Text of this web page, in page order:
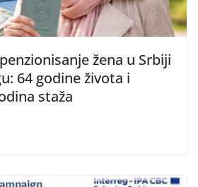
žena u Srbiji
64 godine života i
staža